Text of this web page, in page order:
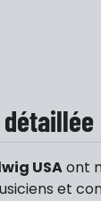
USAont
et